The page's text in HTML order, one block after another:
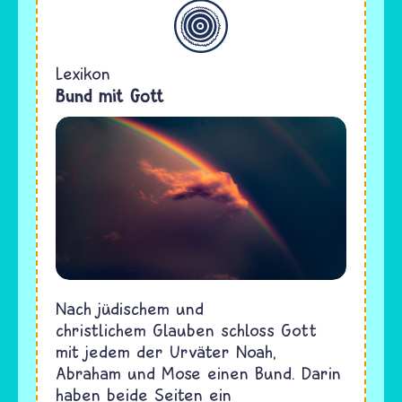
Allgemein
Lexikon
Bund mit Gott
Nach jüdischem und
christlichem Glauben schloss Gott
mit jedem der Urväter Noah,
Abraham und Mose einen Bund. Darin
haben beide Seiten ein